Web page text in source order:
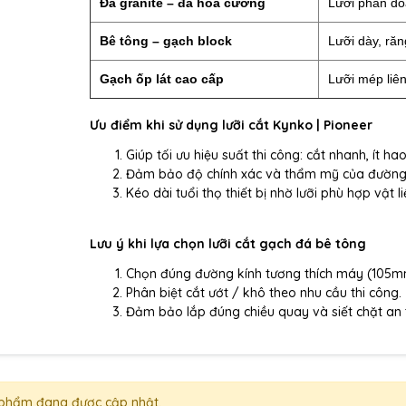
Đá granite – đá hoa cương Lưỡi phân
Bê tông – gạch block Lưỡi dày,
Gạch ốp lát cao cấp Lưỡi mép
Ưu điểm khi sử dụng lưỡi cắt Kynko | Pioneer
Giúp tối ưu hiệu suất thi công: cắt nhanh, ít
Đảm bảo độ chính xác và thẩm mỹ của
Kéo dài tuổi thọ thiết bị nhờ lưỡi phù hợp vật
Lưu ý khi lựa chọn lưỡi cắt gạch đá bê tông
Chọn đúng đường kính tương thích máy
Phân biệt cắt ướt / khô theo nhu cầu thi công.
Đảm bảo lắp đúng chiều quay và siết chặt
đang được cập nhật.